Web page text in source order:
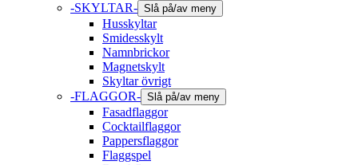
-SKYLTAR- Slå på/av meny
Husskyltar
Smidesskylt
Namnbrickor
Magnetskylt
Skyltar övrigt
-FLAGGOR- Slå på/av meny
Fasadflaggor
Cocktailflaggor
Pappersflaggor
Flaggspel